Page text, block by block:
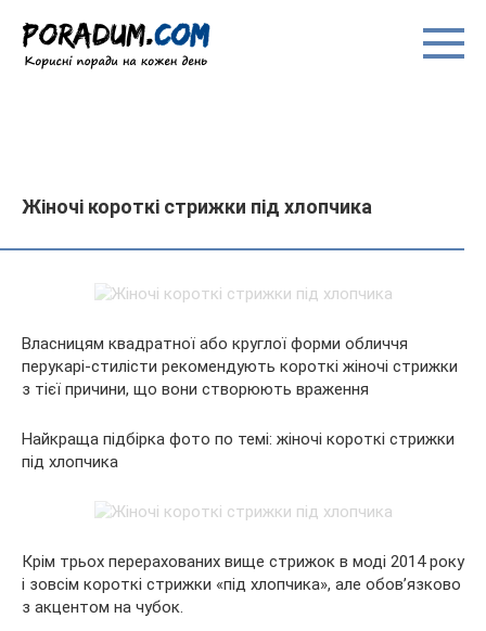
вмісту
Жіночі короткі стрижки під хлопчика
Власницям квадратної або круглої форми обличчя
перукарі-стилісти рекомендують короткі жіночі стрижки
з тієї причини, що вони створюють враження
Найкраща підбірка фото по темі: жіночі короткі стрижки
під хлопчика
Крім трьох перерахованих вище стрижок в моді 2014року
і зовсім короткі стрижки «під хлопчика», але обов’язково
з акцентом на чубок.